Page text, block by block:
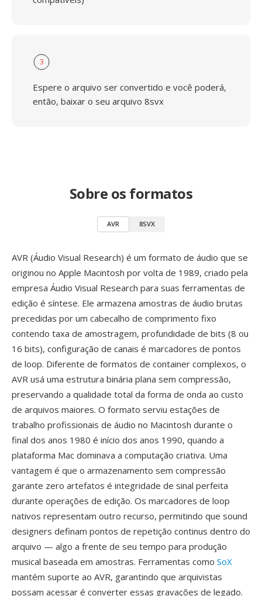
3
Espere o arquivo ser convertido e você poderá,
então, baixar o seu arquivo 8svx
Sobre os formatos
AVR 8SVX
AVR (Áudio Visual Research) é um formato de áudio que se
originou no Apple Macintosh por volta de 1989, criado pela
empresa Áudio Visual Research para suas ferramentas de
edição é síntese. Ele armazena amostras de áudio brutas
precedidas por um cabecalho de comprimento fixo
contendo taxa de amostragem, profundidade de bits (8 ou
16 bits), configuração de canais é marcadores de pontos
de loop. Diferente de formatos de container complexos, o
AVR usá uma estrutura binária plana sem compressão,
preservando a qualidade total da forma de onda ao custo
de arquivos maiores. O formato serviu estações de
trabalho profissionais de áudio no Macintosh durante o
final dos anos 1980 é início dos anos 1990, quando a
plataforma Mac dominava a computação criativa. Uma
vantagem é que o armazenamento sem compressão
garante zero artefatos é integridade de sinal perfeita
durante operações de edição. Os marcadores de loop
nativos representam outro recurso, permitindo que sound
designers definam pontos de repetição continus dentro do
arquivo — algo a frente de seu tempo para produção
musical baseada em amostras. Ferramentas como SoX
mantém suporte ao AVR, garantindo que arquivistas
possam acessar é converter essas gravações de legado.